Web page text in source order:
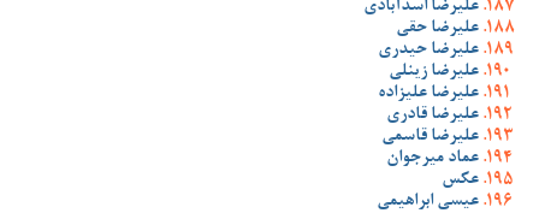
علیرضا اسدآبادی
علیرضا حقی
علیرضا حیدری
علیرضا زینلی
علیرضا علیزاده
علیرضا قادری
علیرضا قاسمی
عماد میرجوان
عکس
عیسی ابراهیمی